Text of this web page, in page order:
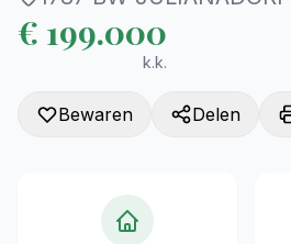
€ 199.000
k.k.
Bewaren Delen